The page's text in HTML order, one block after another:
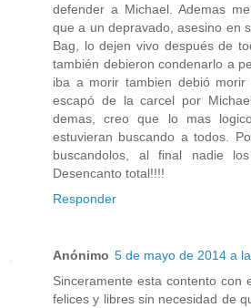
defender a Michael. Ademas
que a un depravado, asesino en
Bag, lo dejen vivo después de
también debieron condenarlo a
iba a morir tambien debió morir
escapó de la carcel por
demas, creo que lo mas
estuvieran buscando a todos.
buscandolos, al final nadie
Desencanto total!!!!
Responder
Anónimo 5 de mayo de 2014 a
Sinceramente esta contento con
felices y libres sin necesidad de